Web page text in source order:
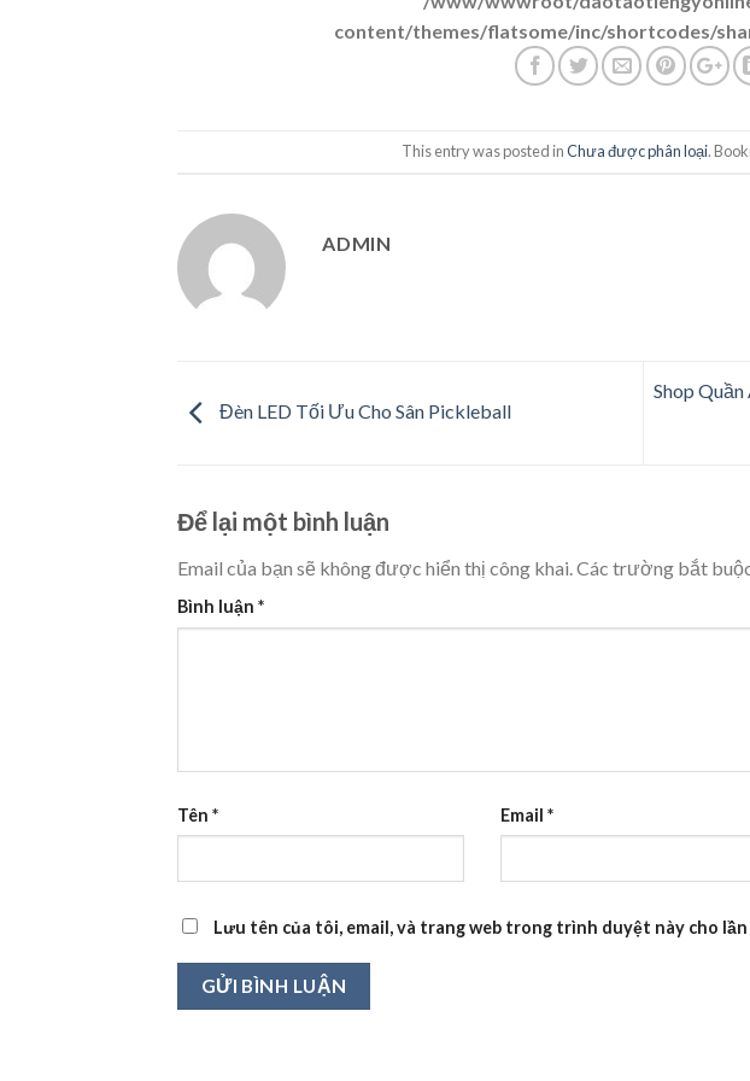
content/themes/flatsome/inc/shortcodes/
This entry was posted inChưa được phân loại.
ADMIN
Đèn LED Tối Ưu Cho Sân Pickleball
Shop
Để lại một bình luận
Email của bạn sẽ không được hiển thị công khai.Các trường bắt
Bình luận *
Tên * Email *
Lưu tên của tôi, email, và trang web trong trình duyệt này cho